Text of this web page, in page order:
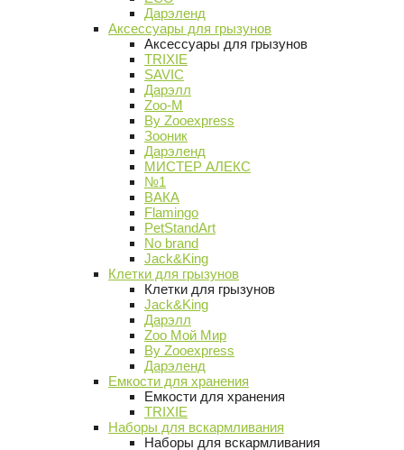
Дарэленд
Аксессуары для грызунов
Аксессуары для грызунов
TRIXIE
SAVIC
Дарэлл
Zoo-M
By Zooexpress
Зооник
Дарэленд
МИСТЕР АЛЕКС
№1
ВАКА
Flamingo
PetStandArt
No brand
Jack&King
Клетки для грызунов
Клетки для грызунов
Jack&King
Дарэлл
Zoo Мой Мир
By Zooexpress
Дарэленд
Емкости для хранения
Емкости для хранения
TRIXIE
Наборы для вскармливания
Наборы для вскармливания